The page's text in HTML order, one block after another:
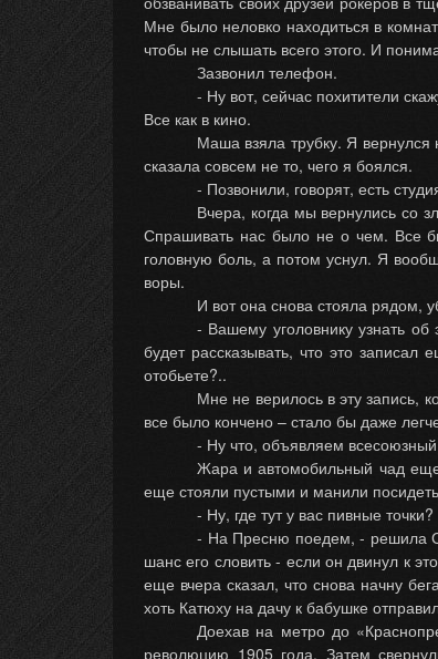
Мне было неловко находиться в
чтобы не слышать всего этого. И
Зазвонил телефон.
- Ну вот, сейчас похитители
Все как в кино.
Маша взяла трубку. Я
сказала совсем не то, чего я боялся.
- Позвонили, говорят, есть
Вчера, когда мы вернулись со
Спрашивать нас было не о чем. Все
головную боль, а потом уснул. Я
воры.
И вот она снова стояла рядом,
- Вашему уголовнику узнать
будет рассказывать, что это
отобьете?..
Мне не верилось в эту запись,
все было кончено – стало бы даже
- Ну что, объявляем всесоюзный
Жара и автомобильный чад еще
еще стояли пустыми и манили
- Ну, где тут у вас пивные
- На Пресню поедем, - решила
шанс его словить - если он двинул к
еще вчера сказал, что снова начну
хоть Катюху на дачу к бабушке
Доехав на метро до
революцию 1905 года. Затем